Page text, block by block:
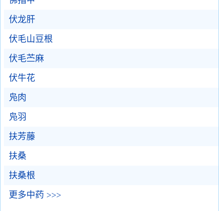
伏龙肝
伏毛山豆根
伏毛苎麻
伏牛花
凫肉
凫羽
扶芳藤
扶桑
扶桑根
更多中药 >>>